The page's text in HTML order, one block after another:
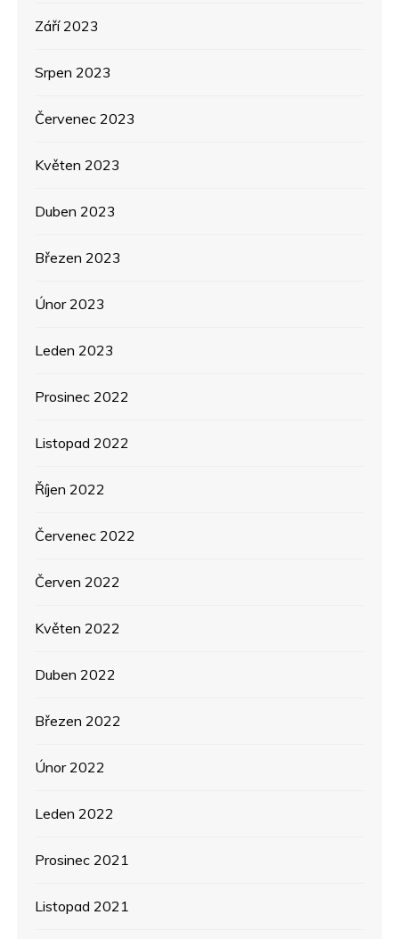
Září 2023
Srpen 2023
Červenec 2023
Květen 2023
Duben 2023
Březen 2023
Únor 2023
Leden 2023
Prosinec 2022
Listopad 2022
Říjen 2022
Červenec 2022
Červen 2022
Květen 2022
Duben 2022
Březen 2022
Únor 2022
Leden 2022
Prosinec 2021
Listopad 2021